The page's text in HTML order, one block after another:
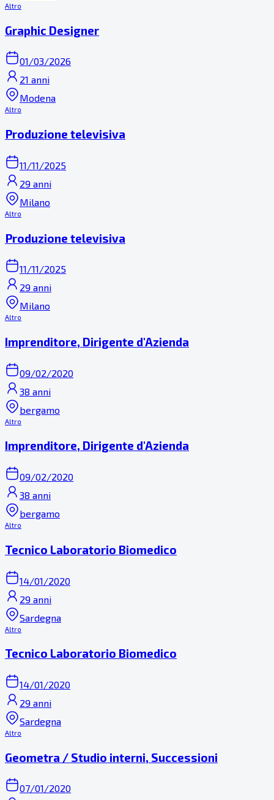
Altro
Graphic Designer
01/03/2026
21 anni
Modena
Altro
Produzione televisiva
11/11/2025
29 anni
Milano
Altro
Produzione televisiva
11/11/2025
29 anni
Milano
Altro
Imprenditore, Dirigente d'Azienda
09/02/2020
38 anni
bergamo
Altro
Imprenditore, Dirigente d'Azienda
09/02/2020
38 anni
bergamo
Altro
Tecnico Laboratorio Biomedico
14/01/2020
29 anni
Sardegna
Altro
Tecnico Laboratorio Biomedico
14/01/2020
29 anni
Sardegna
Altro
Geometra / Studio interni, Successioni
07/01/2020